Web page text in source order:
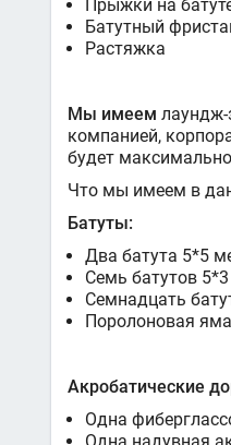
Прыжки на
Батутный
Растяжка
Мы имеем лаундж-
компанией,
будет
Что мы имеем в
Батуты:
Два батута 5*5
Семь батутов
Семнадцать
Поролоновая
Акробатические
Одна